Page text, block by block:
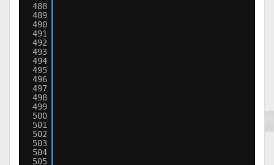
488
489
490
491
492
493
494
495
496
497
498
499
500
501
502
503
504
505